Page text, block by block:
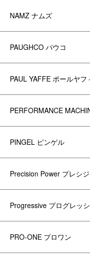
NAMZ ナムズ
PAUGHCO パウコ
PAUL YAFFE ポールヤフ
PERFORMANCE
PINGEL ピンゲル
Precision Power プレシ
Progressive プログレッ
PRO-ONE プロワン